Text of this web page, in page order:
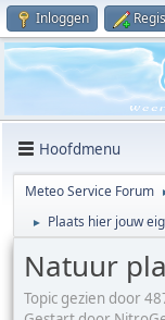
Inloggen
Hoofdmenu
Meteo Service Forum
► Plaats hier jouw
Natuur
Topic gezien door